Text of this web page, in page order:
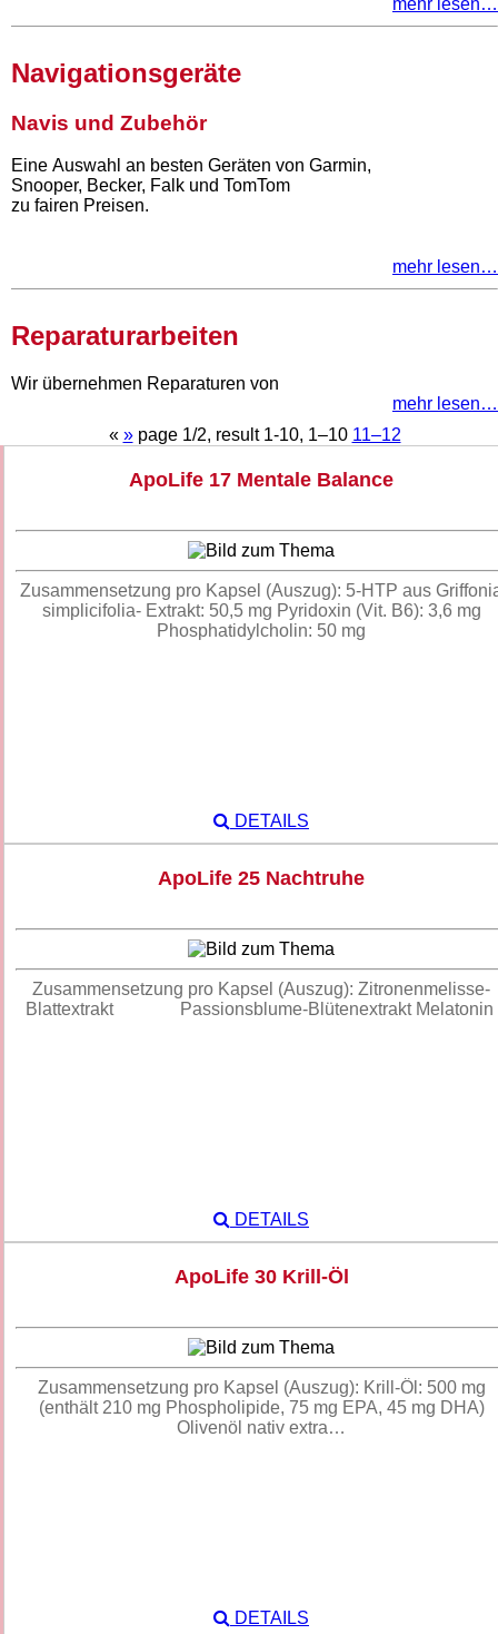
Navigationsgeräte
Navis und Zubehör
Eine Auswahl an besten Geräten von Garmin,
Snooper, Becker, Falk und TomTom
zu fairen Preisen.
mehr lesen…
Reparaturarbeiten
Wir übernehmen Reparaturen von
mehr lesen…
« »page 1/2, result 1-10, 1–10 11–12
ApoLife 17 Mentale Balance
Zusammensetzung pro Kapsel (Auszug): 5-HTP aus
simplicifolia- Extrakt: 50,5 mg Pyridoxin (Vit. B6): 3,6 mg
Phosphatidylcholin: 50 mg
DETAILS
ApoLife 25 Nachtruhe
Zusammensetzung pro Kapsel (Auszug): Zitronenmelisse-
Blattextrakt Passionsblume-Blütenextrakt Melatonin
DETAILS
ApoLife 30 Krill-Öl
Zusammensetzung pro Kapsel (Auszug): Krill-Öl: 500 mg
(enthält 210 mg Phospholipide, 75 mg EPA, 45 mg DHA)
Olivenöl nativ extra…
DETAILS